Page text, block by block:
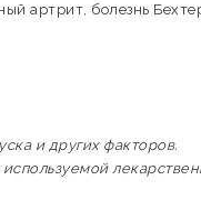
артрит, болезнь
и других факторов.